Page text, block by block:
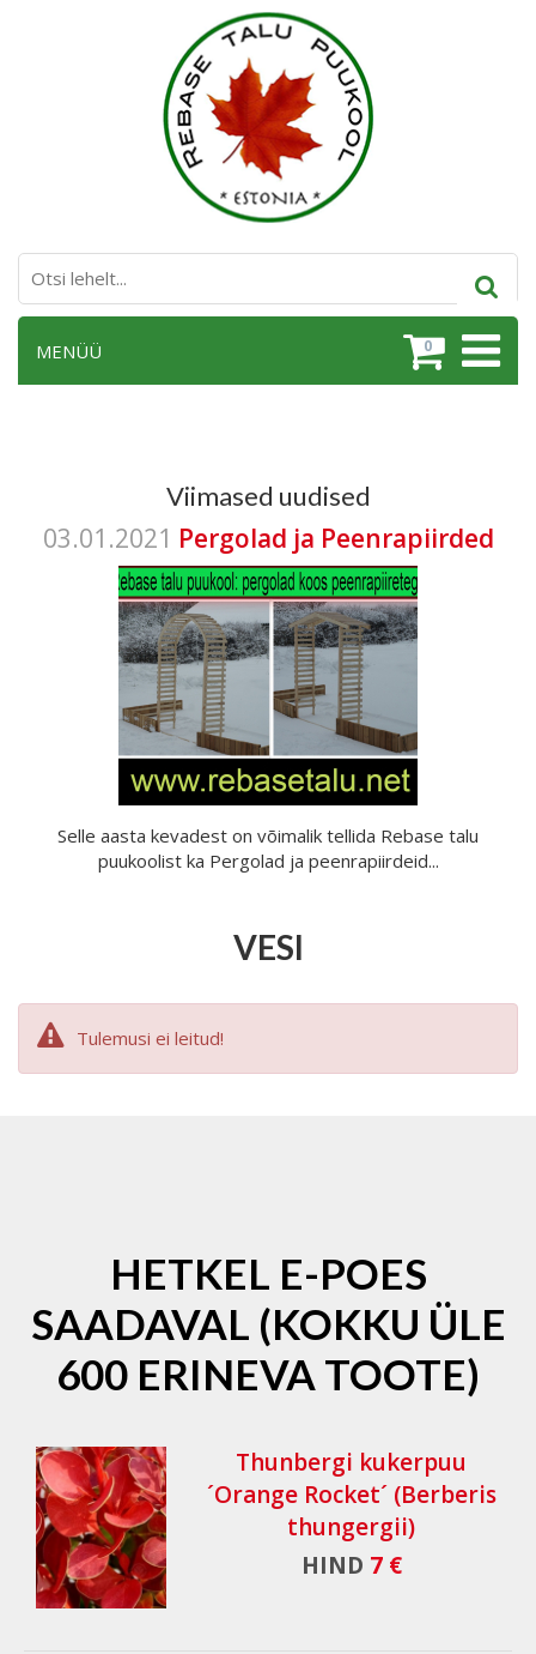
0
MENÜÜ
Viimased uudised
03.01.2021 Pergolad ja Peenrapiirded
Selle aasta kevadest on võimalik tellida Rebase talu
puukoolist ka Pergolad ja peenrapiirdeid...
VESI
Tulemusi ei leitud!
HETKEL E-POES
SAADAVAL (KOKKU ÜLE
600 ERINEVA TOOTE)
Thunbergi kukerpuu
´Orange Rocket´ (Berberis
thungergii)
HIND 7 €